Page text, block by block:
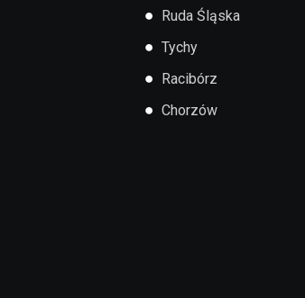
● Ruda Śląska
● Tychy
● Racibórz
● Chorzów